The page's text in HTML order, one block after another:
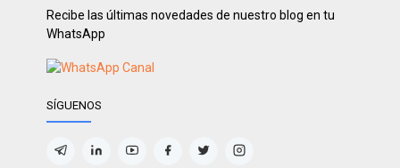
Recibe las últimas novedades de nuestro blog en tu
WhatsApp
SÍGUENOS